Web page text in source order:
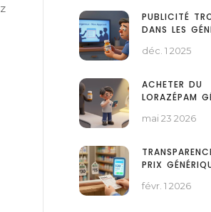
MÉDICAMENTS
GÉNÉRIQUES
PUBLICITÉ
DANS LES
RÈGLES À
déc. 1 2025
ACHETER DU
LORAZÉPAM
ET SÉCURISÉ
mai 23 2026
PRIX
LE MEILLEUR
févr. 1 2026